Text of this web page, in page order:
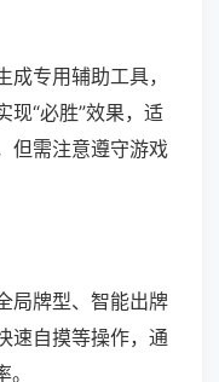
专用辅助工具，
现“必胜”效果，适
但需注意遵守游戏
局牌型、智能出牌
速自摸等操作，通